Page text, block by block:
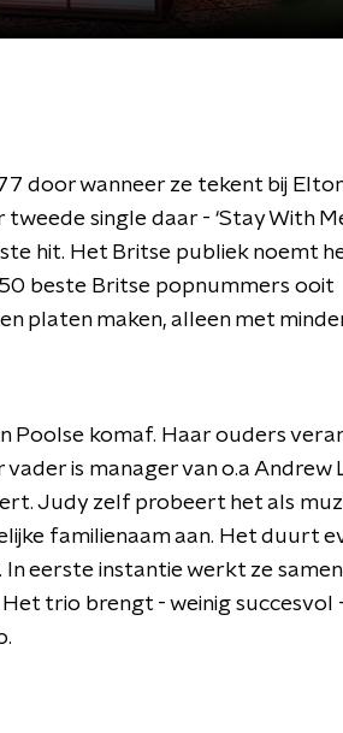
door wanneer ze tekent bij Elton
single daar - ‘Stay With
hit. Het Britse publiek noemt
beste Britse popnummers ooit
platen maken, alleen met
Poolse komaf. Haar ouders
is manager van o.a Andrew
Judy zelf probeert het als
familienaam aan. Het duurt
eerste instantie werkt ze
trio brengt - weinig succesvol